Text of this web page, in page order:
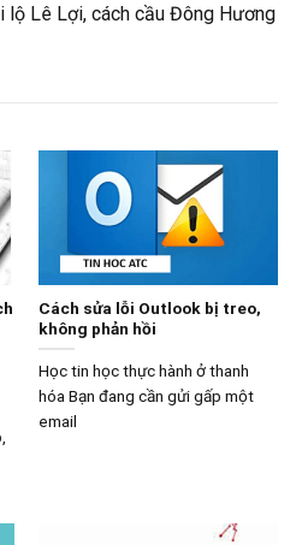
Lê Lợi, cách cầu Đông Hương
Cách sửa lỗi Outlook bị treo,
không phản hồi
Học tin học thực hành ở thanh
hóa Bạn đang cần gửi gấp một
email